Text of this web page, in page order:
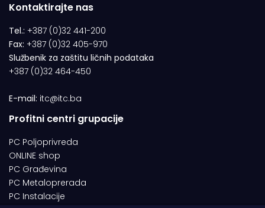
Kontaktirajte nas
Tel.: +387 (0)32 441-200
Fax: +387 (0)32 405-970
Službenik za zaštitu ličnih podataka
+387 (0)32 464-450
E-mail: itc@itc.ba
Profitni centri grupacije
PC Poljoprivreda
ONLINE shop
PC Građevina
PC Metaloprerada
PC Instalacije